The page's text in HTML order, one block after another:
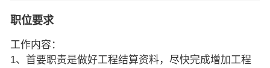
职位要求
工作内容：
1、首要职责是做好工程结算资料，尽快完成增加工程